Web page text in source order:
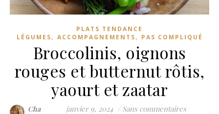
PLATS TENDANCE
LÉGUMES, ACCOMPAGNEMENTS, PAS COMPLIQUÉ
Broccolinis, oignons
rouges et butternut rôtis,
yaourt et zaatar
Cha janvier 9, 2024 / Sans commentaires